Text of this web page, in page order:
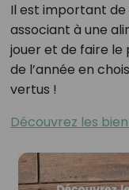
Il est important
associant à une
jouer et de faire le
de l’année en
vertus !
Découvrez les